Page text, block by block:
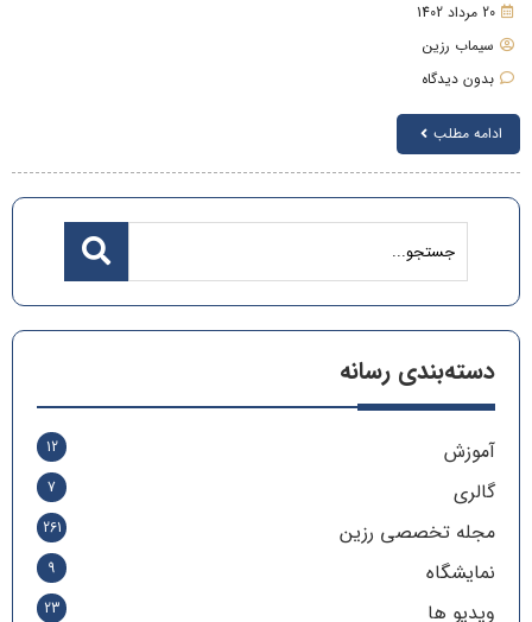
20 مرداد 1402
سیماب رزین
بدون دیدگاه
ادامه مطلب
دسته‌بندی رسانه
آموزش 12
گالری 7
مجله تخصصی رزین 261
نمایشگاه 9
ویدیو ها 23